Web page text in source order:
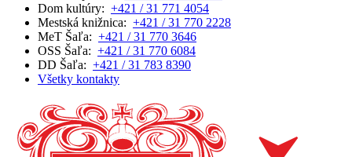
Dom kultúry: +421 / 31 771 4054
Mestská knižnica: +421 / 31 770 2228
MeT Šaľa: +421 / 31 770 3646
OSS Šaľa: +421 / 31 770 6084
DD Šaľa: +421 / 31 783 8390
Všetky kontakty